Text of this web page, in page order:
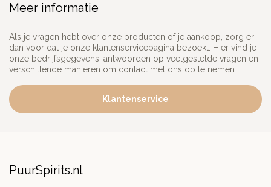
Meer informatie
Als je vragen hebt over onze producten of je aankoop, zorg er
dan voor dat je onze klantenservicepagina bezoekt. Hier vind je
onze bedrijfsgegevens, antwoorden op veelgestelde vragen en
verschillende manieren om contact met ons op te nemen.
Klantenservice
PuurSpirits.nl